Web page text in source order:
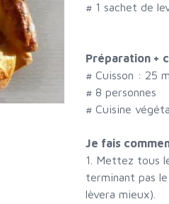
# 1 sachet de
Préparation +
# Cuisson : 25
# 8 personnes
# Cuisine
Je fais
1. Mettez tous
terminant pas
lèvera mieux).